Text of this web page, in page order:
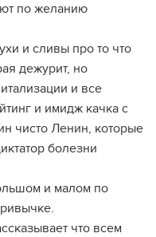
по желанию
и сливы про то что
дежурит, но
и все
и имидж качка с
чисто Ленин, которые
болезни
и малом по
что всем